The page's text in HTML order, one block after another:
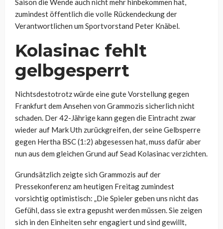
Saison die Wende auch nicht mehr hinbekommen hat,
zumindest öffentlich die volle Rückendeckung der
Verantwortlichen um Sportvorstand Peter Knäbel.
Kolasinac fehlt
gelbgesperrt
Nichtsdestotrotz würde eine gute Vorstellung gegen
Frankfurt dem Ansehen von Grammozis sicherlich nicht
schaden. Der 42-Jährige kann gegen die Eintracht zwar
wieder auf Mark Uth zurückgreifen, der seine Gelbsperre
gegen Hertha BSC (1:2) abgesessen hat, muss dafür aber
nun aus dem gleichen Grund auf Sead Kolasinac verzichten.
Grundsätzlich zeigte sich Grammozis auf der
Pressekonferenz am heutigen Freitag zumindest
vorsichtig optimistisch: „Die Spieler geben uns nicht das
Gefühl, dass sie extra gepusht werden müssen. Sie zeigen
sich in den Einheiten sehr engagiert und sind gewillt,